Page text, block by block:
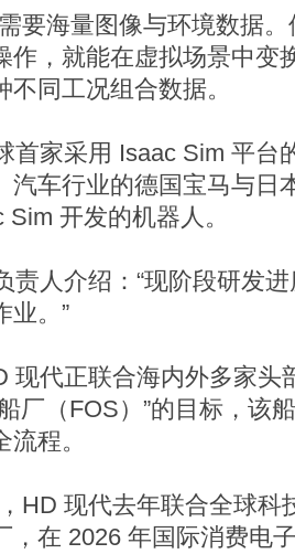
海量图像与环境数据。
作，就能在虚拟场景中变
同工况组合数据。
家采用 Isaac Sim 平台
汽车行业的德国宝马与日
开发的机器人。
人介绍：“现阶段研发
业。”
代正联合海内外多家头
厂（FOS）”的目标，该
程。
现代去年联合全球科
，在 2026 年国际消费电